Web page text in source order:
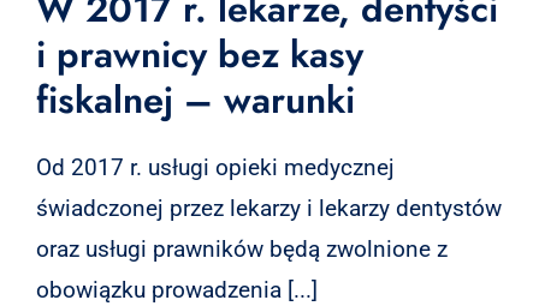
i prawnicy bez kasy
fiskalnej – warunki
Od 2017 r. usługi opieki medycznej
świadczonej przez lekarzy i lekarzy dentystów
oraz usługi prawników będą zwolnione z
obowiązku prowadzenia [...]